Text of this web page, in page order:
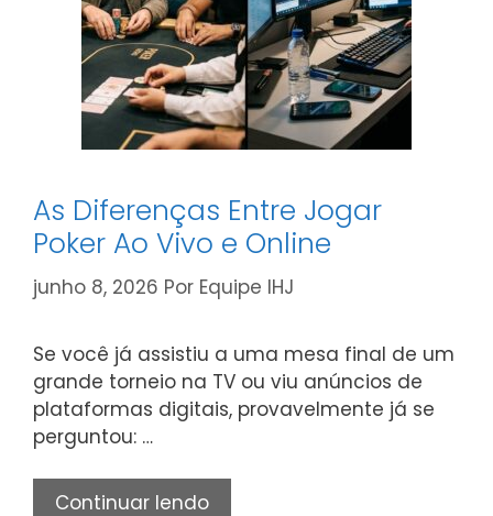
As Diferenças Entre Jogar
Poker Ao Vivo e Online
junho 8, 2026 Por Equipe IHJ
Se você já assistiu a uma mesa final de um
grande torneio na TV ou viu anúncios de
plataformas digitais, provavelmente já se
perguntou: …
Continuar lendoAs